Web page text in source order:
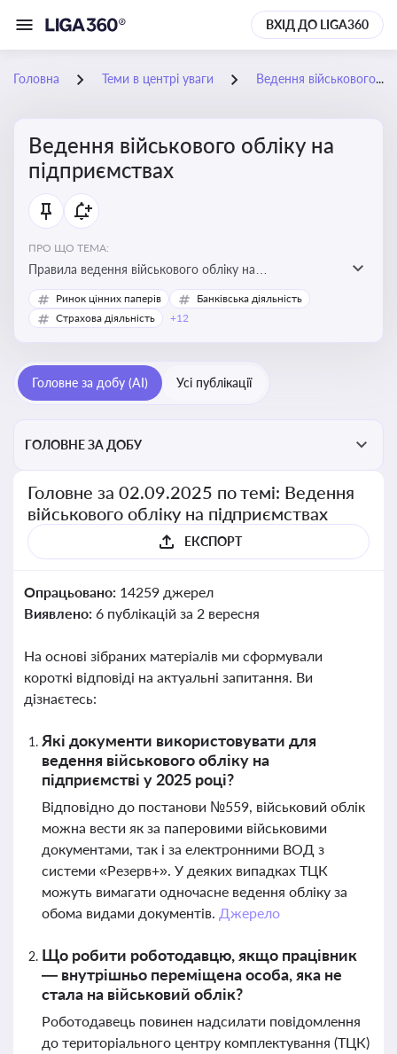
ВХІД ДО LIGA360
Головна Теми в центрі уваги Ведення військового обліку на підприємствах
Ведення військового обліку на
підприємствах
ПРО ЩО ТЕМА:
Правила ведення військового обліку на
підприємствах в умовах воєнного стану
Ринок цінних паперів
Банківська діяльність
Страхова діяльність
+12
Головне за добу (AI) Усі публікації
ГОЛОВНЕ ЗА ДОБУ
Головне за 02.09.2025 по темі: Ведення
військового обліку на підприємствах
ЕКСПОРТ
Опрацьовано: 14259 джерел
Виявлено: 6 публікацій за 2 вересня
На основі зібраних матеріалів ми сформували
короткі відповіді на актуальні запитання. Ви
дізнаєтесь:
Які документи використовувати для
ведення військового обліку на
підприємстві у 2025 році?
Відповідно до постанови №559, військовий облік
можна вести як за паперовими військовими
документами, так і за електронними ВОД з
системи «Резерв+». У деяких випадках ТЦК
можуть вимагати одночасне ведення обліку за
обома видами документів. Джерело
Що робити роботодавцю, якщо працівник
— внутрішньо переміщена особа, яка не
стала на військовий облік?
Роботодавець повинен надсилати повідомлення
до територіального центру комплектування (ТЦК)